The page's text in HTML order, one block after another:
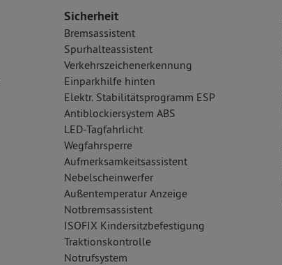
Sicherheit
Bremsassistent
Spurhalteassistent
Verkehrszeichenerkennung
Einparkhilfe hinten
Elektr. Stabilitätsprogramm ESP
Antiblockiersystem ABS
LED-Tagfahrlicht
Wegfahrsperre
Aufmerksamkeitsassistent
Nebelscheinwerfer
Außentemperatur Anzeige
Notbremsassistent
ISOFIX Kindersitzbefestigung
Traktionskontrolle
Notrufsystem